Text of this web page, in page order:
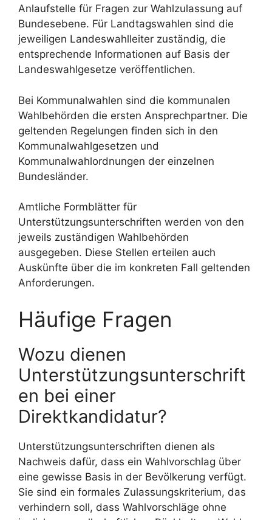
Anlaufstelle für Fragen zur Wahlzulassung auf
Bundesebene. Für Landtagswahlen sind die
jeweiligen Landeswahlleiter zuständig, die
entsprechende Informationen auf Basis der
Landeswahlgesetze veröffentlichen.
Bei Kommunalwahlen sind die kommunalen
Wahlbehörden die ersten Ansprechpartner. Die
geltenden Regelungen finden sich in den
Kommunalwahlgesetzen und
Kommunalwahlordnungen der einzelnen
Bundesländer.
Amtliche Formblätter für
Unterstützungsunterschriften werden von den
jeweils zuständigen Wahlbehörden
ausgegeben. Diese Stellen erteilen auch
Auskünfte über die im konkreten Fall geltenden
Anforderungen.
Häufige Fragen
Wozu dienen
Unterstützungsunterschrift
en bei einer
Direktkandidatur?
Unterstützungsunterschriften dienen als
Nachweis dafür, dass ein Wahlvorschlag über
eine gewisse Basis in der Bevölkerung verfügt.
Sie sind ein formales Zulassungskriterium, das
verhindern soll, dass Wahlvorschläge ohne